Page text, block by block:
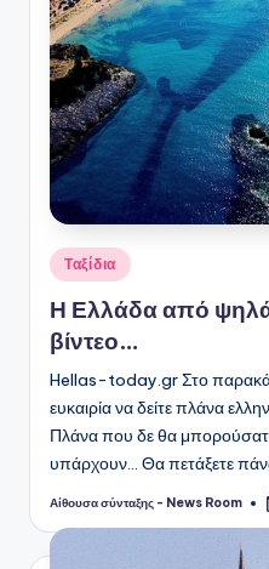
Αναρτήθηκε
σε
Ταξίδια
Η Ελλάδα από
βίντεο…
Hellas-today.gr Στο
ευκαιρία να δείτε πλάνα
Πλάνα που δε θα μπορούσατε
υπάρχουν... Θα πετάξετε
Συγγραφέας:
Αίθουσα σύνταξης - News Room